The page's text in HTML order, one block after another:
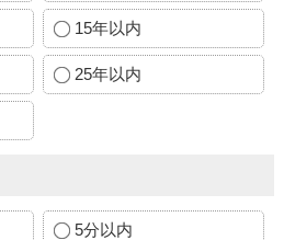
15年以内
25年以内
5分以内